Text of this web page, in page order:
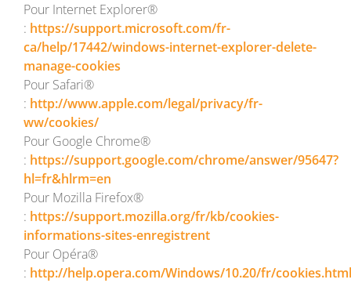
Pour Internet Explorer®
: https://support.microsoft.com/fr-
ca/help/17442/windows-internet-explorer-delete-
manage-cookies
Pour Safari®
: http://www.apple.com/legal/privacy/fr-
ww/cookies/
Pour Google Chrome®
: https://support.google.com/chrome/answer/95647?
hl=fr&hlrm=en
Pour Mozilla Firefox®
: https://support.mozilla.org/fr/kb/cookies-
informations-sites-enregistrent
Pour Opéra®
: http://help.opera.com/Windows/10.20/fr/cookies.html